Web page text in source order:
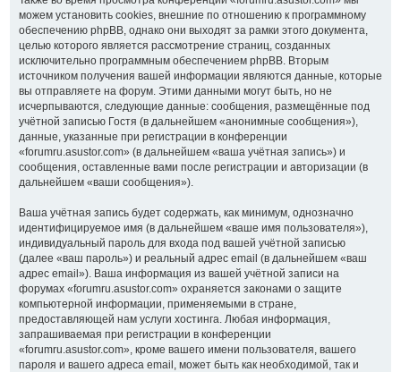
можем установить cookies, внешние по отношению к программному
обеспечению phpBB, однако они выходят за рамки этого документа,
целью которого является рассмотрение страниц, созданных
исключительно программным обеспечением phpBB. Вторым
источником получения вашей информации являются данные, которые
вы отправляете на форум. Этими данными могут быть, но не
исчерпываются, следующие данные: сообщения, размещённые под
учётной записью Гостя (в дальнейшем «анонимные сообщения»),
данные, указанные при регистрации в конференции
«forumru.asustor.com» (в дальнейшем «ваша учётная запись») и
сообщения, оставленные вами после регистрации и авторизации (в
дальнейшем «ваши сообщения»).
Ваша учётная запись будет содержать, как минимум, однозначно
идентифицируемое имя (в дальнейшем «ваше имя пользователя»),
индивидуальный пароль для входа под вашей учётной записью
(далее «ваш пароль») и реальный адрес email (в дальнейшем «ваш
адрес email»). Ваша информация из вашей учётной записи на
форумах «forumru.asustor.com» охраняется законами о защите
компьютерной информации, применяемыми в стране,
предоставляющей нам услуги хостинга. Любая информация,
запрашиваемая при регистрации в конференции
«forumru.asustor.com», кроме вашего имени пользователя, вашего
пароля и вашего адреса email, может быть как необходимой, так и